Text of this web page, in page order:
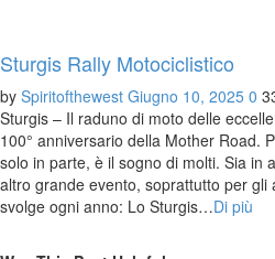
Sturgis Rally Motociclistico
by Spiritofthewest Giugno 10, 2025 0
Sturgis – Il raduno di moto delle
100° anniversario della Mother Road.
solo in parte, è il sogno di molti. Sia in
altro grande evento, soprattutto per gli
svolge ogni anno: Lo Sturgis…Di più